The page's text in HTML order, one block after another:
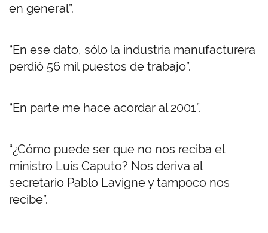
en general”.
“En ese dato, sólo la industria manufacturera
perdió 56 mil puestos de trabajo”.
“En parte me hace acordar al 2001”.
“¿Cómo puede ser que no nos reciba el
ministro Luis Caputo? Nos deriva al
secretario Pablo Lavigne y tampoco nos
recibe”.